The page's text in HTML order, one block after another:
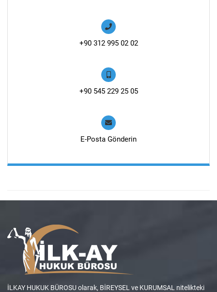
+90 312 995 02 02
+90 545 229 25 05
E-Posta Gönderin
İLKAY HUKUK BÜROSU olarak, BİREYSEL ve KURUMSAL nitelikteki